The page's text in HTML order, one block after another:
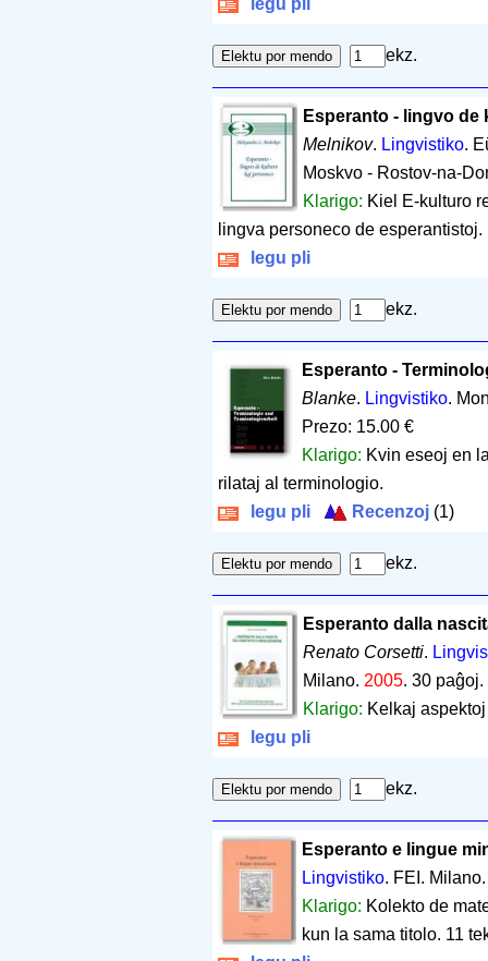
ekz.
Esperanto - lingvo
Melnikov. Lingvistiko.
Moskvo - Rostov-na-
Klarigo: Kiel E-kulturo
lingva personeco de esperantistoj.
legu pli
ekz.
Esperanto -
Blanke. Lingvistiko.
Prezo: 15.00 €
Klarigo: Kvin eseoj en
rilataj al terminologio.
legu pli
Recenzoj (1)
ekz.
Esperanto dalla
Renato Corsetti.
Milano. 2005. 30 paĝoj.
Klarigo: Kelkaj
legu pli
ekz.
Esperanto e lingue
Lingvistiko. FEI.
Klarigo: Kolekto de
kun la sama titolo. 11